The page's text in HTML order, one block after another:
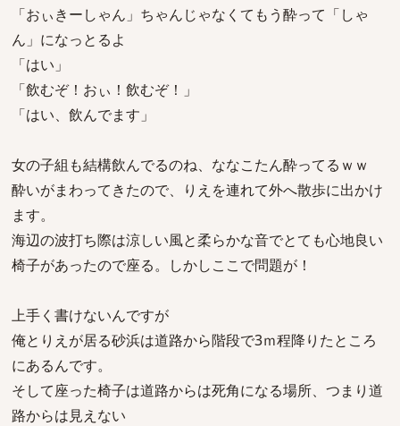
「おぃきーしゃん」ちゃんじゃなくてもう酔って「しゃ
ん」になっとるよ
「はい」
「飲むぞ！おぃ！飲むぞ！」
「はい、飲んでます」
女の子組も結構飲んでるのね、ななこたん酔ってるｗｗ
酔いがまわってきたので、りえを連れて外へ散歩に出かけ
ます。
海辺の波打ち際は涼しい風と柔らかな音でとても心地良い
椅子があったので座る。しかしここで問題が！
上手く書けないんですが
俺とりえが居る砂浜は道路から階段で3ｍ程降りたところ
にあるんです。
そして座った椅子は道路からは死角になる場所、つまり道
路からは見えない